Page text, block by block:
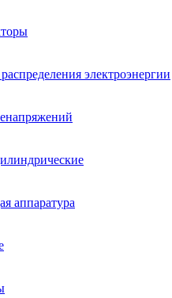
электроэнергии
аппаратура